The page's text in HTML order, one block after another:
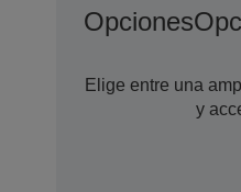
Opciones
Elige entre una
y